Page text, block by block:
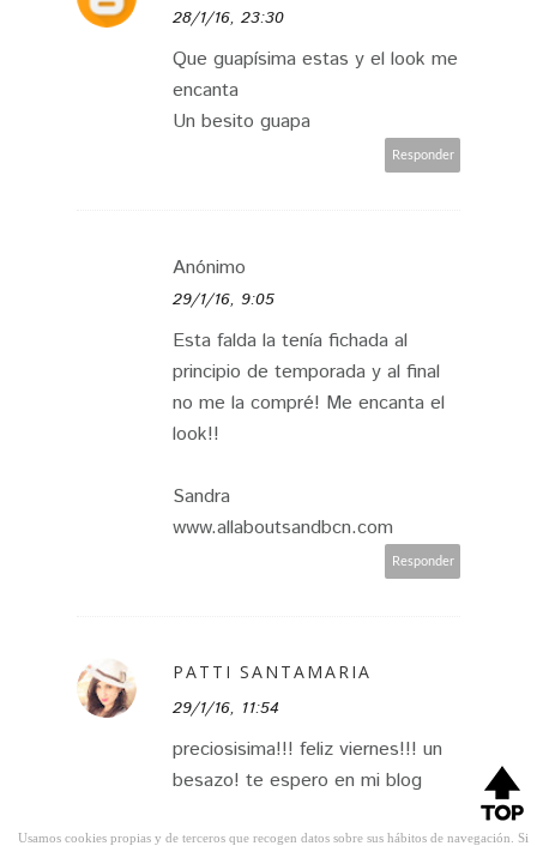
28/1/16, 23:30
Que guapísima estas y el look me
encanta
Un besito guapa
Responder
Anónimo
29/1/16, 9:05
Esta falda la tenía fichada al
principio de temporada y al final
no me la compré! Me encanta el
look!!
Sandra
www.allaboutsandbcn.com
Responder
PATTI SANTAMARIA
29/1/16, 11:54
preciosisima!!! feliz viernes!!! un
besazo! te espero en mi blog
Usamos cookies propias y de terceros que recogen datos sobre sus hábitos de navegación. Si